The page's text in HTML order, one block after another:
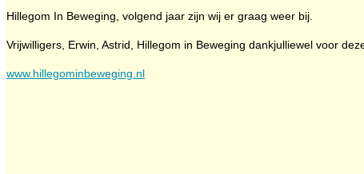
Hillegom In Beweging, volgend jaar zijn wij er graag weer bij.
Vrijwilligers, Erwin, Astrid, Hillegom in Beweging dankjulliewel voor
www.hillegominbeweging.nl